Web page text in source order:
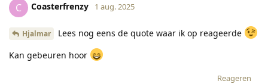
C Coasterfrenzy 1 aug. 2025
Hjalmar
Lees nog eens de quote waar ik op reageerde
Kan gebeuren hoor
Reageren